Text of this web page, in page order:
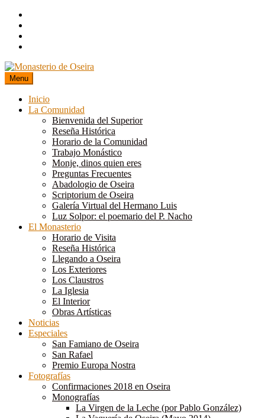
Skip
content
Menu
Inicio
La Comunidad
Bienvenida del Superior
Reseña Histórica
Horario de la Comunidad
Trabajo Monástico
Monje, dinos quien eres
Preguntas Frecuentes
Abadologio de Oseira
Scriptorium de Oseira
Galería Virtual del Hermano Luis
Luz Solpor: el poemario del P. Nacho
El Monasterio
Horario de Visita
Reseña Histórica
Llegando a Oseira
Los Exteriores
Los Claustros
La Iglesia
El Interior
Obras Artísticas
Noticias
Especiales
San Famiano de Oseira
San Rafael
Premio Europa Nostra
Fotografías
Confirmaciones 2018 en Oseira
Monografías
La Virgen de la Leche (por Pablo González)